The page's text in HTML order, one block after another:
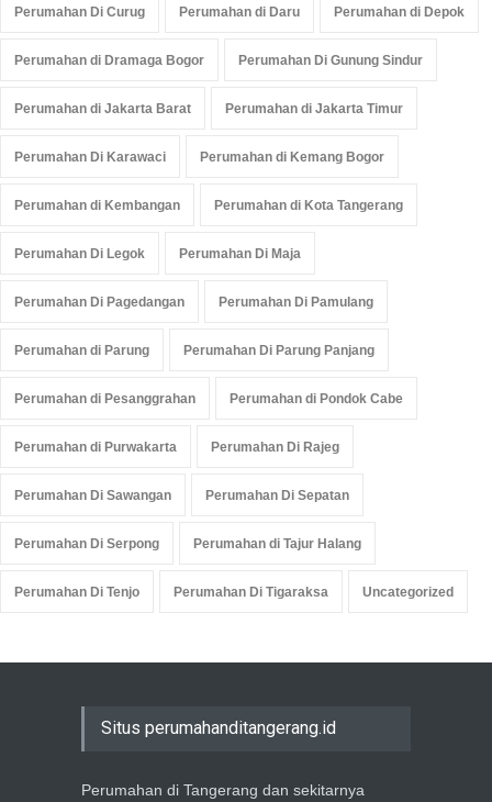
Perumahan Di Curug Perumahan di Daru Perumahan di Depok
Perumahan di Dramaga Bogor Perumahan Di Gunung Sindur
Perumahan di Jakarta Barat Perumahan di Jakarta Timur
Perumahan Di Karawaci Perumahan di Kemang Bogor
Perumahan di Kembangan Perumahan di Kota Tangerang
Perumahan Di Legok Perumahan Di Maja
Perumahan Di Pagedangan Perumahan Di Pamulang
Perumahan di Parung Perumahan Di Parung Panjang
Perumahan di Pesanggrahan Perumahan di Pondok Cabe
Perumahan di Purwakarta Perumahan Di Rajeg
Perumahan Di Sawangan Perumahan Di Sepatan
Perumahan Di Serpong Perumahan di Tajur Halang
Perumahan Di Tenjo Perumahan Di Tigaraksa Uncategorized
Situs perumahanditangerang.id
Perumahan di Tangerang dan sekitarnya